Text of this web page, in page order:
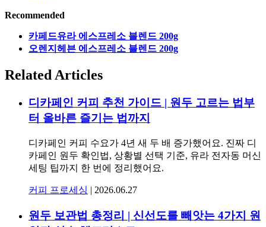
Recommended
카페드유라 에스프레소 블렌드 200g
오렌지헤븐 에스프레소 블렌드 200g
Related Articles
디카페인 커피 추천 가이드 | 원두 고르는 법부
터 올바른 즐기는 법까지
디카페인 커피 수요가 4년 새 두 배 증가했어요. 진짜 디
카페인 원두 확인법, 상황별 선택 기준, 유라 전자동 머신
세팅 팁까지 한 번에 정리했어요.
커피 프로세싱 | 2026.06.27
원두 보관법 총정리 | 신선도를 빼앗는 4가지 원